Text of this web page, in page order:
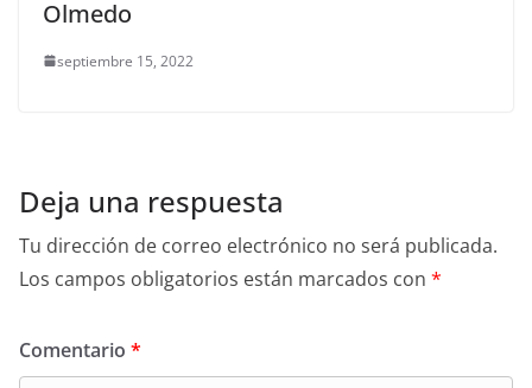
Olmedo
septiembre 15, 2022
Deja una respuesta
Tu dirección de correo electrónico no será publicada.
Los campos obligatorios están marcados con *
Comentario *